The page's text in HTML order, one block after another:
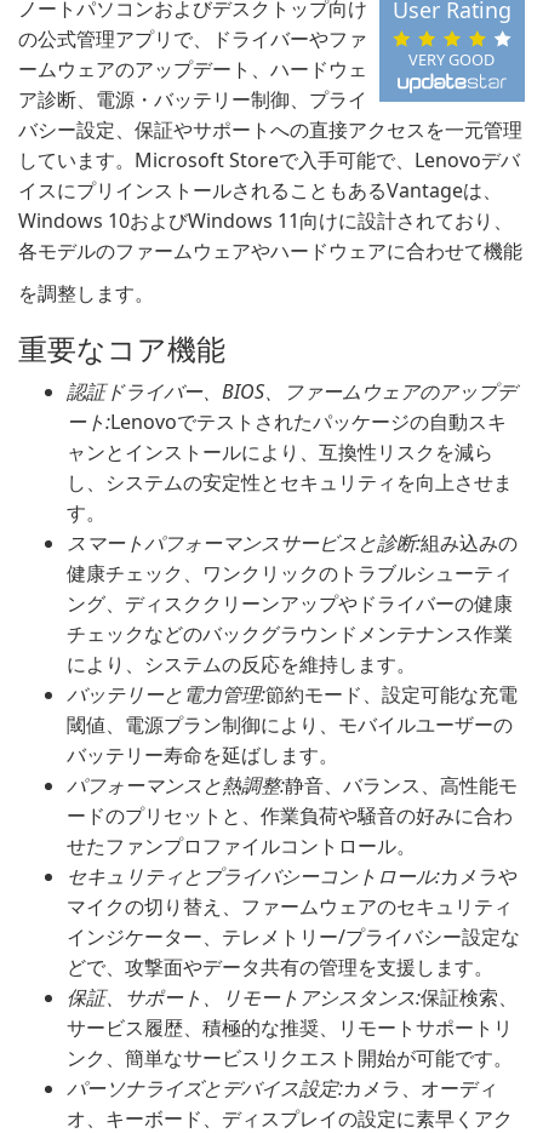
VERY GOOD
User Rating
ノートパソコンおよびデスクトップ向け
の公式管理アプリで、ドライバーやファ
ームウェアのアップデート、ハードウェ
ア診断、電源・バッテリー制御、プライ
バシー設定、保証やサポートへの直接アクセスを一元管理
しています。Microsoft Storeで入手可能で、Lenovoデバ
イスにプリインストールされることもあるVantageは、
Windows 10およびWindows 11向けに設計されており、
各モデルのファームウェアやハードウェアに合わせて機能
を調整します。
重要なコア機能
認証ドライバー、BIOS、ファームウェアのアップデ
ート:Lenovoでテストされたパッケージの自動スキ
ャンとインストールにより、互換性リスクを減ら
し、システムの安定性とセキュリティを向上させま
す。
スマートパフォーマンスサービスと診断:組み込みの
健康チェック、ワンクリックのトラブルシューティ
ング、ディスククリーンアップやドライバーの健康
チェックなどのバックグラウンドメンテナンス作業
により、システムの反応を維持します。
バッテリーと電力管理:節約モード、設定可能な充電
閾値、電源プラン制御により、モバイルユーザーの
バッテリー寿命を延ばします。
パフォーマンスと熱調整:静音、バランス、高性能モ
ードのプリセットと、作業負荷や騒音の好みに合わ
せたファンプロファイルコントロール。
セキュリティとプライバシーコントロール:カメラや
マイクの切り替え、ファームウェアのセキュリティ
インジケーター、テレメトリー/プライバシー設定な
どで、攻撃面やデータ共有の管理を支援します。
保証、サポート、リモートアシスタンス:保証検索、
サービス履歴、積極的な推奨、リモートサポートリ
ンク、簡単なサービスリクエスト開始が可能です。
パーソナライズとデバイス設定:カメラ、オーディ
オ、キーボード、ディスプレイの設定に素早くアク